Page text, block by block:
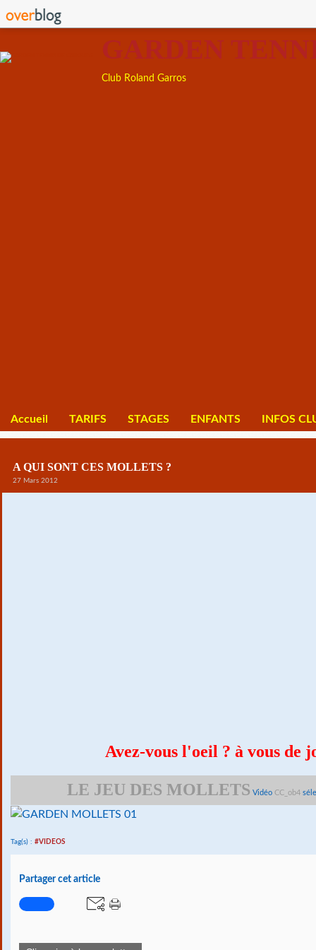
GARDEN
Club Roland Garros
Accueil TARIFS STAGES ENFANTS INFOS
A QUI SONT CES MOLLETS ?
27 Mars 2012
Avez-vous l'oeil ? à vous de
LE JEU DES MOLLETS Vidéo CC_ob4
Tag(s) : #VIDEOS
Partager cet article